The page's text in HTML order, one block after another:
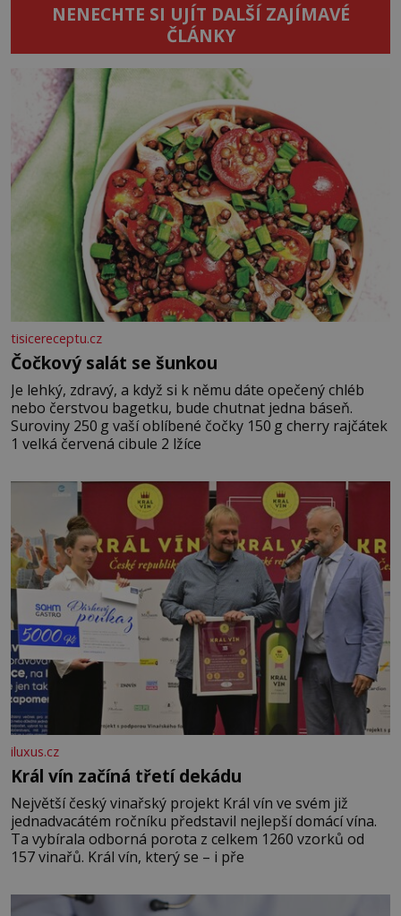
NENECHTE SI UJÍT DALŠÍ ZAJÍMAVÉ
ČLÁNKY
tisicereceptu.cz
Čočkový salát se šunkou
Je lehký, zdravý, a když si k němu dáte opečený chléb
nebo čerstvou bagetku, bude chutnat jedna báseň.
Suroviny 250 g vaší oblíbené čočky 150 g cherry rajčátek
1 velká červená cibule 2 lžíce
iluxus.cz
Král vín začíná třetí dekádu
Největší český vinařský projekt Král vín ve svém již
jednadvacátém ročníku představil nejlepší domácí vína.
Ta vybírala odborná porota z celkem 1260 vzorků od
157 vinařů. Král vín, který se – i pře